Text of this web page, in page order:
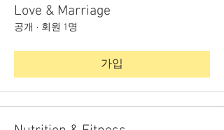
Love & Marriage
공개 · 회원 1명
가입